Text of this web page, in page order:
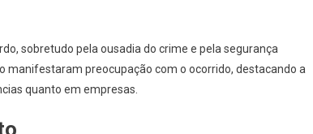
sobretudo pela ousadia do crime e pela segurança
preocupação com o ocorrido, destacando a
quanto em empresas.